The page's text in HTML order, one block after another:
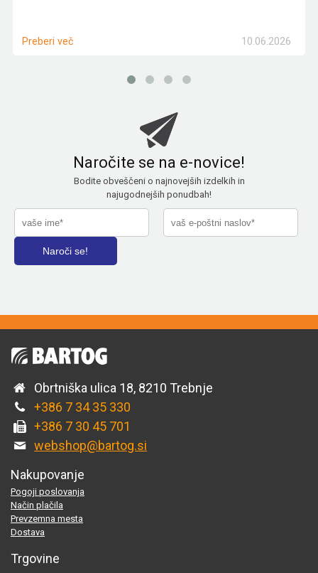
10.06.2026
Preberi več
Naročite se na e-novice!
Bodite obveščeni o najnovejših izdelkih in
najugodnejših ponudbah!
Obrtniška ulica 18, 8210 Trebnje
+386 7 34 35 330
+386 7 30 45 701
webshop@bartog.si
Nakupovanje
Pogoji poslovanja
Način plačila
Prevzemna mesta
Dostava
Trgovine